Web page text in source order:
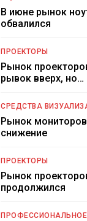
В июне рынок
обвалился
ПРОЕКТОРЫ
Рынок
рывок вверх, но…
СРЕДСТВА
Рынок
снижение
ПРОЕКТОРЫ
Рынок
продолжился